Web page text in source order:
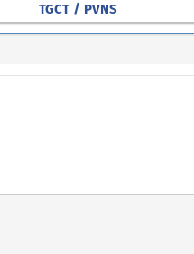
TGCT / PVNS